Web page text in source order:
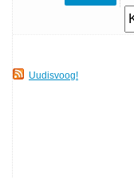
Uudisvoog!